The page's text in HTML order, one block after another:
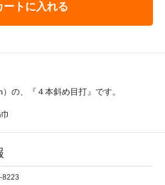
ートに入れる
の、『４本斜め目打』です。
8223